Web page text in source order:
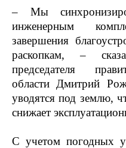
– Мы
инженерным
завершения
раскопкам, –
председателя
области Дмитрий
уводятся под землю,
снижает
С учетом погодных